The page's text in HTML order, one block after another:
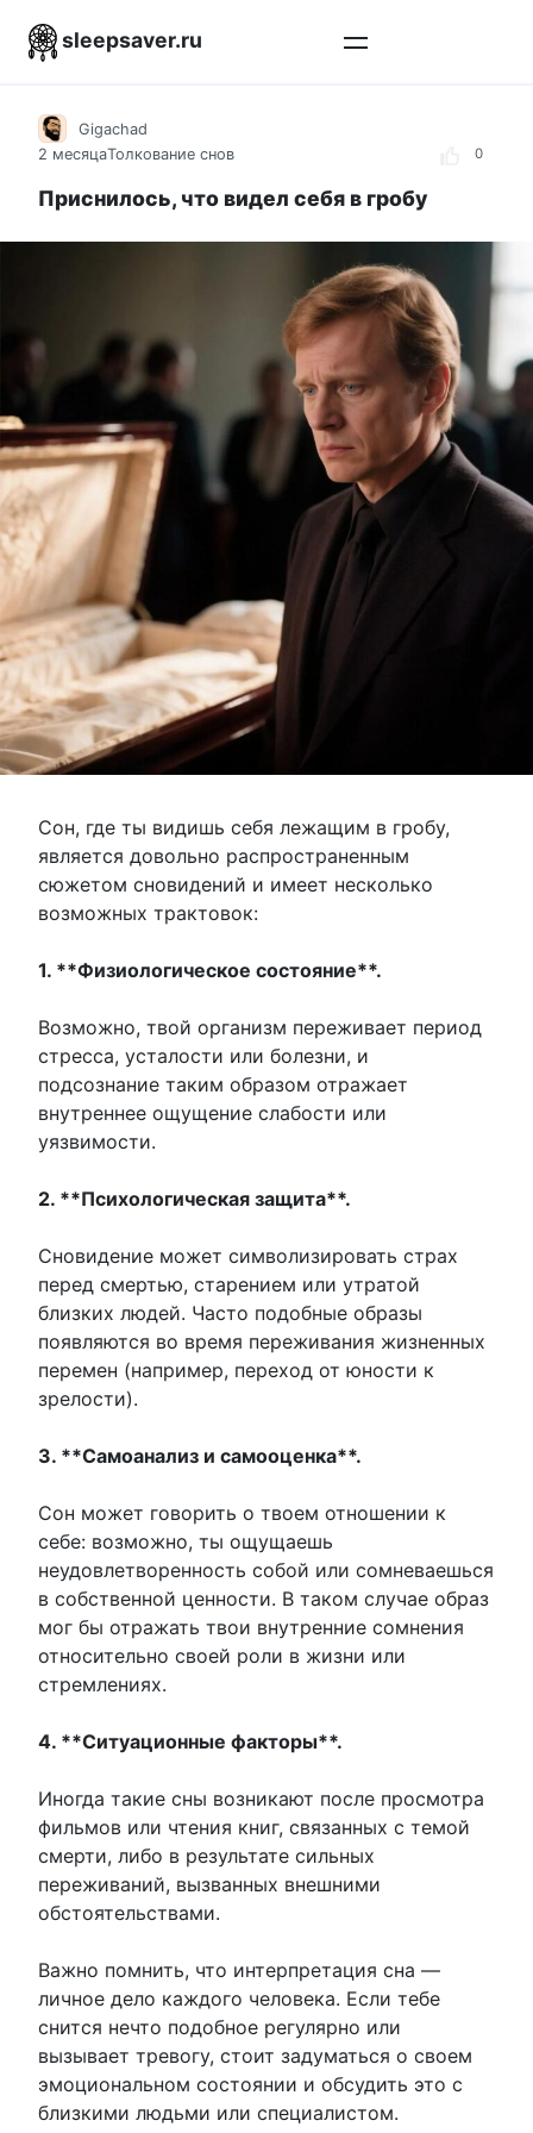
sleepsaver.ru
0
Gigachad
2 месяцаТолкование снов
Приснилось, что видел себя в гробу
Сон, где ты видишь себя лежащим в гробу,
является довольно распространенным
сюжетом сновидений и имеет несколько
возможных трактовок:
1. **Физиологическое состояние**.
Возможно, твой организм переживает период
стресса, усталости или болезни, и
подсознание таким образом отражает
внутреннее ощущение слабости или
уязвимости.
2. **Психологическая защита**.
Сновидение может символизировать страх
перед смертью, старением или утратой
близких людей. Часто подобные образы
появляются во время переживания жизненных
перемен (например, переход от юности к
зрелости).
3. **Самоанализ и самооценка**.
Сон может говорить о твоем отношении к
себе: возможно, ты ощущаешь
неудовлетворенность собой или сомневаешься
в собственной ценности. В таком случае образ
мог бы отражать твои внутренние сомнения
относительно своей роли в жизни или
стремлениях.
4. **Ситуационные факторы**.
Иногда такие сны возникают после просмотра
фильмов или чтения книг, связанных с темой
смерти, либо в результате сильных
переживаний, вызванных внешними
обстоятельствами.
Важно помнить, что интерпретация сна —
личное дело каждого человека. Если тебе
снится нечто подобное регулярно или
вызывает тревогу, стоит задуматься о своем
эмоциональном состоянии и обсудить это с
близкими людьми или специалистом.